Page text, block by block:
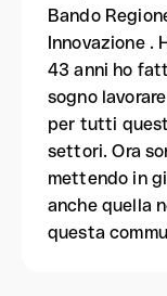
Bando
Innovazione .
43 anni ho
sogno
per tutti
settori. Ora
mettendo in
anche quella
questa